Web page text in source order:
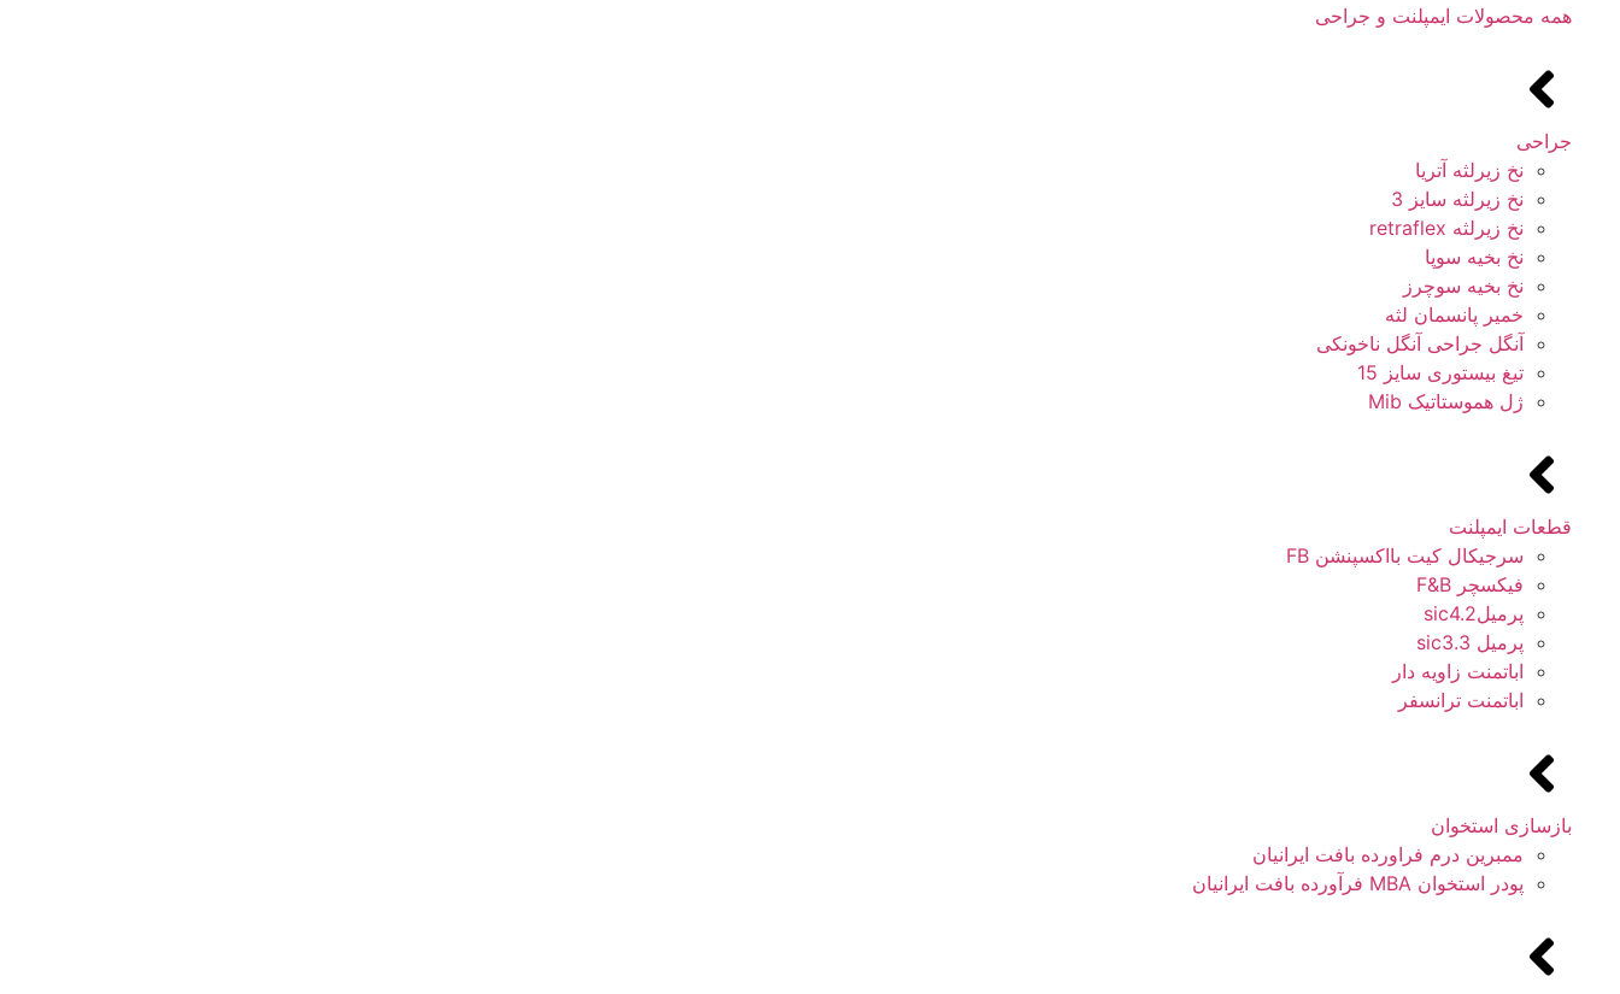
همه محصولات ایمپلنت و جراحی
جراحی
نخ زیرلثه آتریا
نخ زیرلثه سایز 3
نخ زیرلثه retraflex
نخ بخیه سوپا
نخ بخیه سوچرز
خمیر پانسمان لثه
آنگل جراحی آنگل ناخونکی
تیغ بیستوری سایز 15
ژل هموستاتیک Mib
قطعات ایمپلنت
سرجیکال کیت بااکسپنشن FB
فیکسچر F&B
پرمیلsic4.2
پرمیل sic3.3
اباتمنت زاویه دار
اباتمنت ترانسفر
بازسازی استخوان
ممبرین درم فراورده بافت ایرانیان
پودر استخوان MBA فرآورده بافت ایرانیان